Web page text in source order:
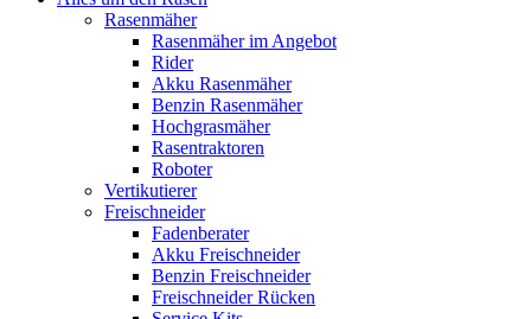
Rasenmäher
Rasenmäher im Angebot
Rider
Akku Rasenmäher
Benzin Rasenmäher
Hochgrasmäher
Rasentraktoren
Roboter
Vertikutierer
Freischneider
Fadenberater
Akku Freischneider
Benzin Freischneider
Freischneider Rücken